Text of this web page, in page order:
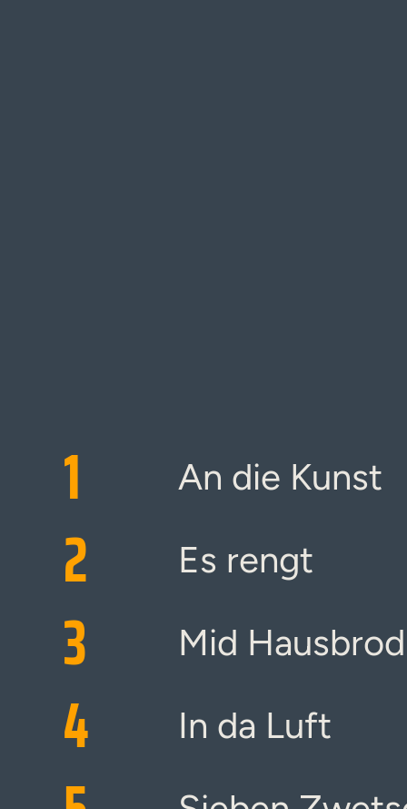
1 An die Kunst
2 Es rengt
3 Mid Hausbrod
4 In da Luft